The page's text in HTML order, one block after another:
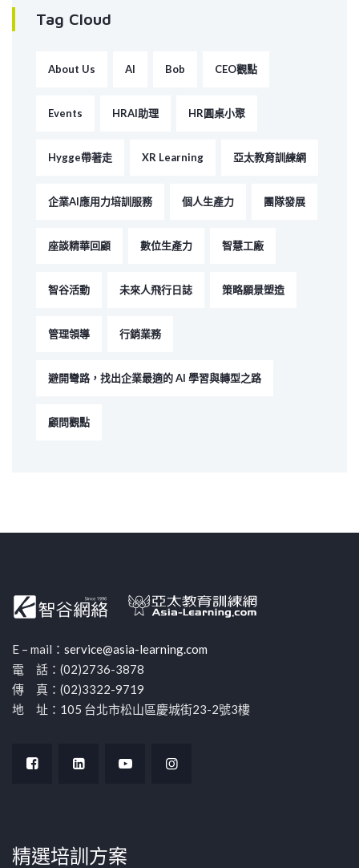
Tag Cloud
About Us AI Bob CEO觀點
Events HRAI助理 HR圓桌小聚
Hygge帶著走 XR Learning 亞太教育訓練網
企業AI應用力培訓服務 個人生產力 團隊發展
座談精華回顧 數位生產力 智慧工廠
智谷活動 未來人飛行日誌 策略願景塑造
管理領導 行銷業務
避開彎路，找出企業最適的 AI 學習與轉型之路
顧問觀點
E – mail： service@asia-learning.com
電 話：(02)2736-3878
傳 真：(02)3322-9719
地 址：105 台北市松山區慶城街23-2號3樓
精選培訓方案